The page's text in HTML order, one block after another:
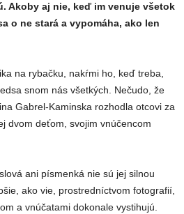
Akoby aj nie, keď im venuje všetok
o ne stará a vypomáha, ako len
na rybačku, nakŕmi ho, keď treba,
snom nás všetkých. Nečudo, že
Gabrel-Kaminska rozhodla otcovi za
dvom deťom, svojim vnúčencom
ani písmenká nie sú jej silnou
ako vie, prostredníctvom fotografií,
a vnúčatami dokonale vystihujú.